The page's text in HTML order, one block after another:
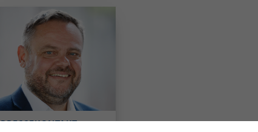
PRESSEKONTAKT